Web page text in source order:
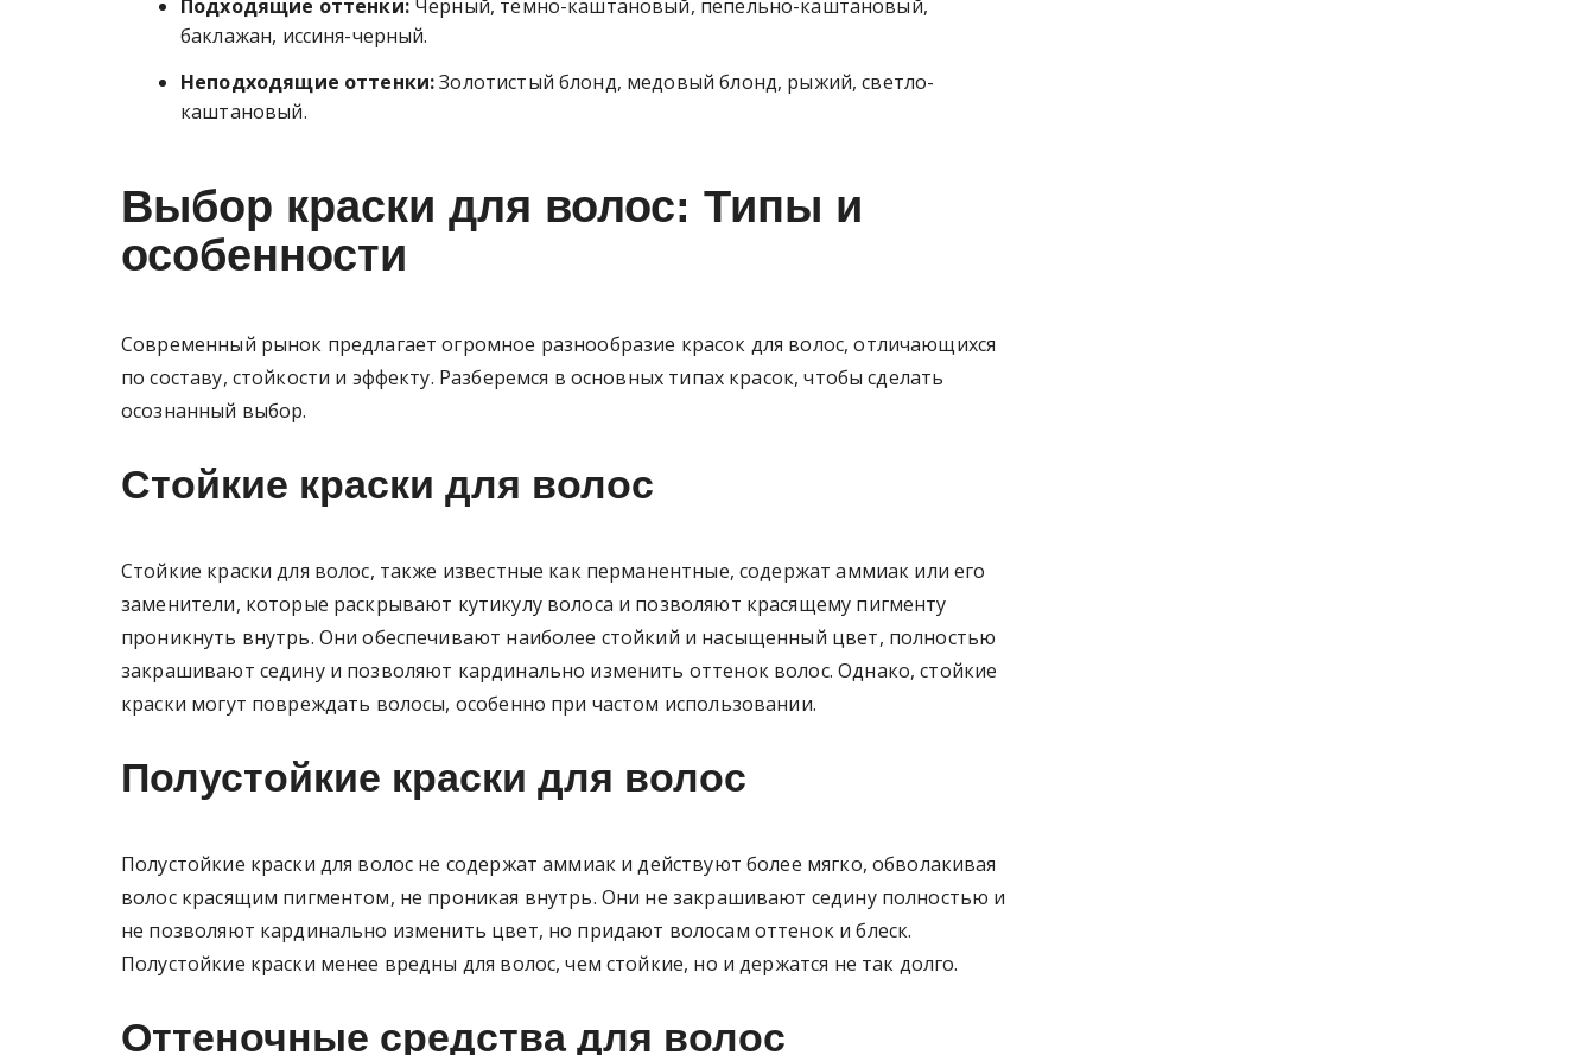
Подходящие оттенки:Черный, темно-каштановый, пепельно-каштановый,
баклажан, иссиня-черный.
Неподходящие оттенки:Золотистый блонд, медовый блонд, рыжий, светло-
каштановый.
Выбор краски для волос: Типы и
особенности
Современный рынок предлагает огромное разнообразие красок для волос, отличающихся
по составу, стойкости и эффекту. Разберемся в основных типах красок, чтобы сделать
осознанный выбор.
Стойкие краски для волос
Стойкие краски для волос, также известные как перманентные, содержат аммиак или его
заменители, которые раскрывают кутикулу волоса и позволяют красящему пигменту
проникнуть внутрь. Они обеспечивают наиболее стойкий и насыщенный цвет, полностью
закрашивают седину и позволяют кардинально изменить оттенок волос. Однако, стойкие
краски могут повреждать волосы, особенно при частом использовании.
Полустойкие краски для волос
Полустойкие краски для волос не содержат аммиак и действуют более мягко, обволакивая
волос красящим пигментом, не проникая внутрь. Они не закрашивают седину полностью и
не позволяют кардинально изменить цвет, но придают волосам оттенок и блеск.
Полустойкие краски менее вредны для волос, чем стойкие, но и держатся не так долго.
Оттеночные средства для волос